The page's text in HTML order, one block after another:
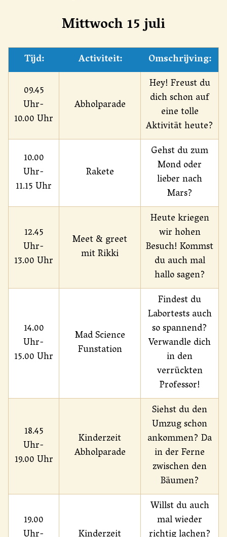
Mittwoch 15 juli
Tijd: Activiteit:
Omschrijving:
09.45
Uhr-
10.00 Uhr
Abholparade
Hey! Freust du
dich schon auf
eine tolle
Aktivität heute?
10.00
Uhr-
11.15 Uhr
Rakete
Gehst du zum
Mond oder
lieber nach
Mars?
12.45
Uhr-
13.00 Uhr
Meet & greet
mit Rikki
Heute kriegen
wir hohen
Besuch! Kommst
du auch mal
hallo sagen?
14.00
Uhr-
15.00 Uhr
Mad Science
Funstation
Findest du
Labortests auch
so spannend?
Verwandle dich
in den
verrückten
Professor!
18.45
Uhr-
19.00 Uhr
Kinderzeit
Abholparade
Siehst du den
Umzug schon
ankommen? Da
in der Ferne
zwischen den
Bäumen?
19.00
Willst du auch
mal wieder